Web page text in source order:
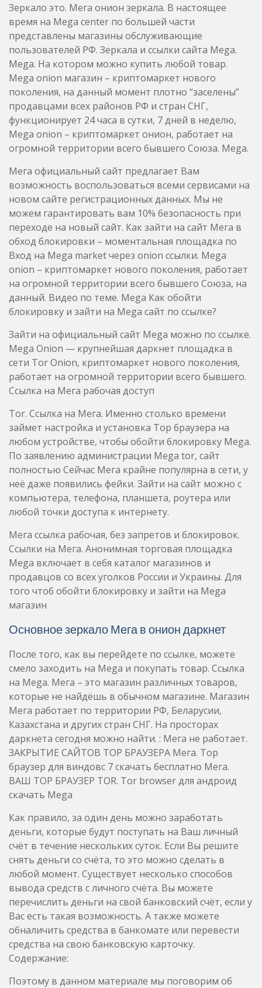
Зеркало это. Мега онион зеркала. В настоящее
время на Mega center по большей части
представлены магазины обслуживающие
пользователей РФ. Зеркала и ссылки сайта Mega.
Mega. На котором можно купить любой товар.
Mega onion магазин – криптомаркет нового
поколения, на данный момент плотно “заселены”
продавцами всех районов РФ и стран СНГ,
функционирует 24 часа в сутки, 7 дней в неделю,
Mega onion – криптомаркет онион, работает на
огромной территории всего бывшего Союза. Mega.
Мега официальный сайт предлагает Вам
возможность воспользоваться всеми сервисами на
новом сайте регистрационных данных. Мы не
можем гарантировать вам 10% безопасность при
переходе на новый сайт. Как зайти на сайт Мега в
обход блокировки – моментальная площадка по
Вход на Mega market через onion ссылки. Mega
onion – криптомаркет нового поколения, работает
на огромной территории всего бывшего Союза, на
данный. Видео по теме. Mega Как обойти
блокировку и зайти на Mega сайт по ссылке?
Зайти на официальный сайт Mega можно по ссылке.
Mega Onion — крупнейшая даркнет площадка в
сети Tor Onion, криптомаркет нового поколения,
работает на огромной территории всего бывшего.
Ссылка на Мега рабочая доступ
Tor. Ссылка на Мега. Именно столько времени
займет настройка и установка Тор браузера на
любом устройстве, чтобы обойти блокировку Mega.
По заявлению администрации Mega tor, сайт
полностью Сейчас Мега крайне популярна в сети, у
неё даже появились фейки. Зайти на сайт можно с
компьютера, телефона, планшета, роутера или
любой точки доступа к интернету.
Мега ссылка рабочая, без запретов и блокировок.
Ссылки на Мега. Анонимная торговая площадка
Mega включает в себя каталог магазинов и
продавцов со всех уголков России и Украины. Для
того чтоб обойти блокировку и зайти на Mega
магазин
Основное зеркало Мега в онион даркнет
После того, как вы перейдете по ссылке, можете
смело заходить на Mega и покупать товар. Ссылка
на Mega. Мега – это магазин различных товаров,
которые не найдёшь в обычном магазине. Магазин
Мега работает по территории РФ, Беларусии,
Казахстана и других стран СНГ. На просторах
даркнета сегодня можно найти. : Мега не работает.
ЗАКРЫТИЕ САЙТОВ ТОР БРАУЗЕРА Мега. Тор
браузер для виндовс 7 скачать бесплатно Мега.
ВАШ ТОР БРАУЗЕР TOR. Tor browser для андроид
скачать Mega
Как правило, за один день можно заработать
деньги, которые будут поступать на Ваш личный
счёт в течение нескольких суток. Если Вы решите
снять деньги со счёта, то это можно сделать в
любой момент. Существует несколько способов
вывода средств с личного счёта. Вы можете
перечислить деньги на свой банковский счёт, если у
Вас есть такая возможность. А также можете
обналичить средства в банкомате или перевести
средства на свою банковскую карточку.
Содержание:
Поэтому в данном материале мы поговорим об